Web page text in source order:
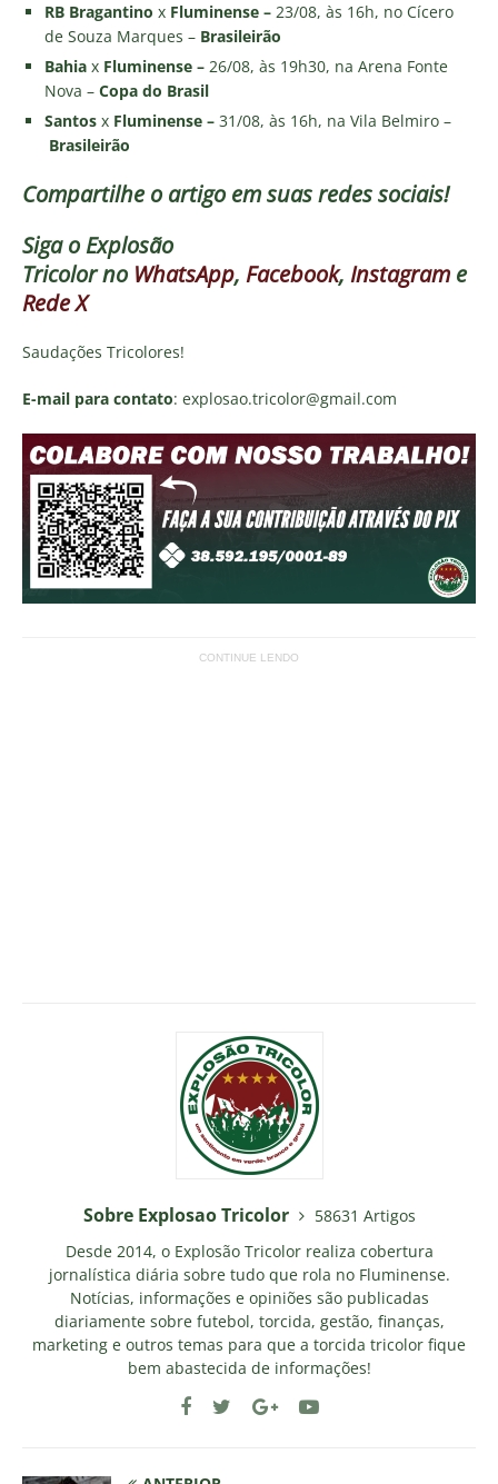
RB Bragantino x Fluminense – 23/08, às 16h, no Cícero
de Souza Marques – Brasileirão
Bahia x Fluminense – 26/08, às 19h30, na Arena Fonte
Nova – Copa do Brasil
Santos x Fluminense – 31/08, às 16h, na Vila Belmiro –
Brasileirão
Compartilhe o artigo em suas redes sociais!
Siga oExplosão
Tricolorno WhatsApp, Facebook, Instagram e
Rede X
Saudações Tricolores!
E-mail para contato: explosao.tricolor@gmail.com
CONTINUE LENDO
Sobre Explosao Tricolor
58631 Artigos
Desde 2014, o Explosão Tricolor realiza cobertura
jornalística diária sobre tudo que rola no Fluminense.
Notícias, informações e opiniões são publicadas
diariamente sobre futebol, torcida, gestão, finanças,
marketing e outros temas para que a torcida tricolor fique
bem abastecida de informações!